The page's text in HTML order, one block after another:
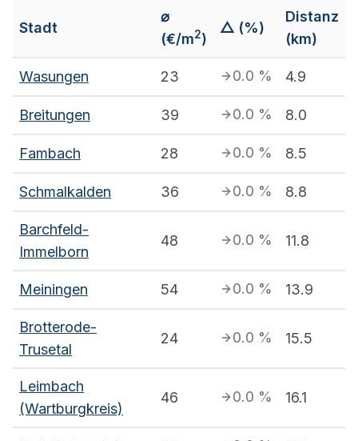
Stadt
⌀
(€/m2)
△ (%)
Distanz
(km)
Wasungen 23 0.0 % 4.9
Breitungen 39 0.0 % 8.0
Fambach 28 0.0 % 8.5
Schmalkalden 36 0.0 % 8.8
Barchfeld-
Immelborn
48 0.0 % 11.8
Meiningen 54 0.0 % 13.9
Brotterode-
Trusetal
24 0.0 % 15.5
Leimbach
(Wartburgkreis)
46 0.0 % 16.1